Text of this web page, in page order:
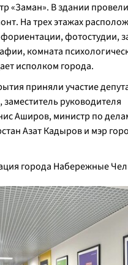
«Заман». В здании провели
На трех этажах
фотостудии,
комната
исполком города.
приняли участие
руководителя
Аширов, министр по
Азат Кадыров и мэр
города Набережные